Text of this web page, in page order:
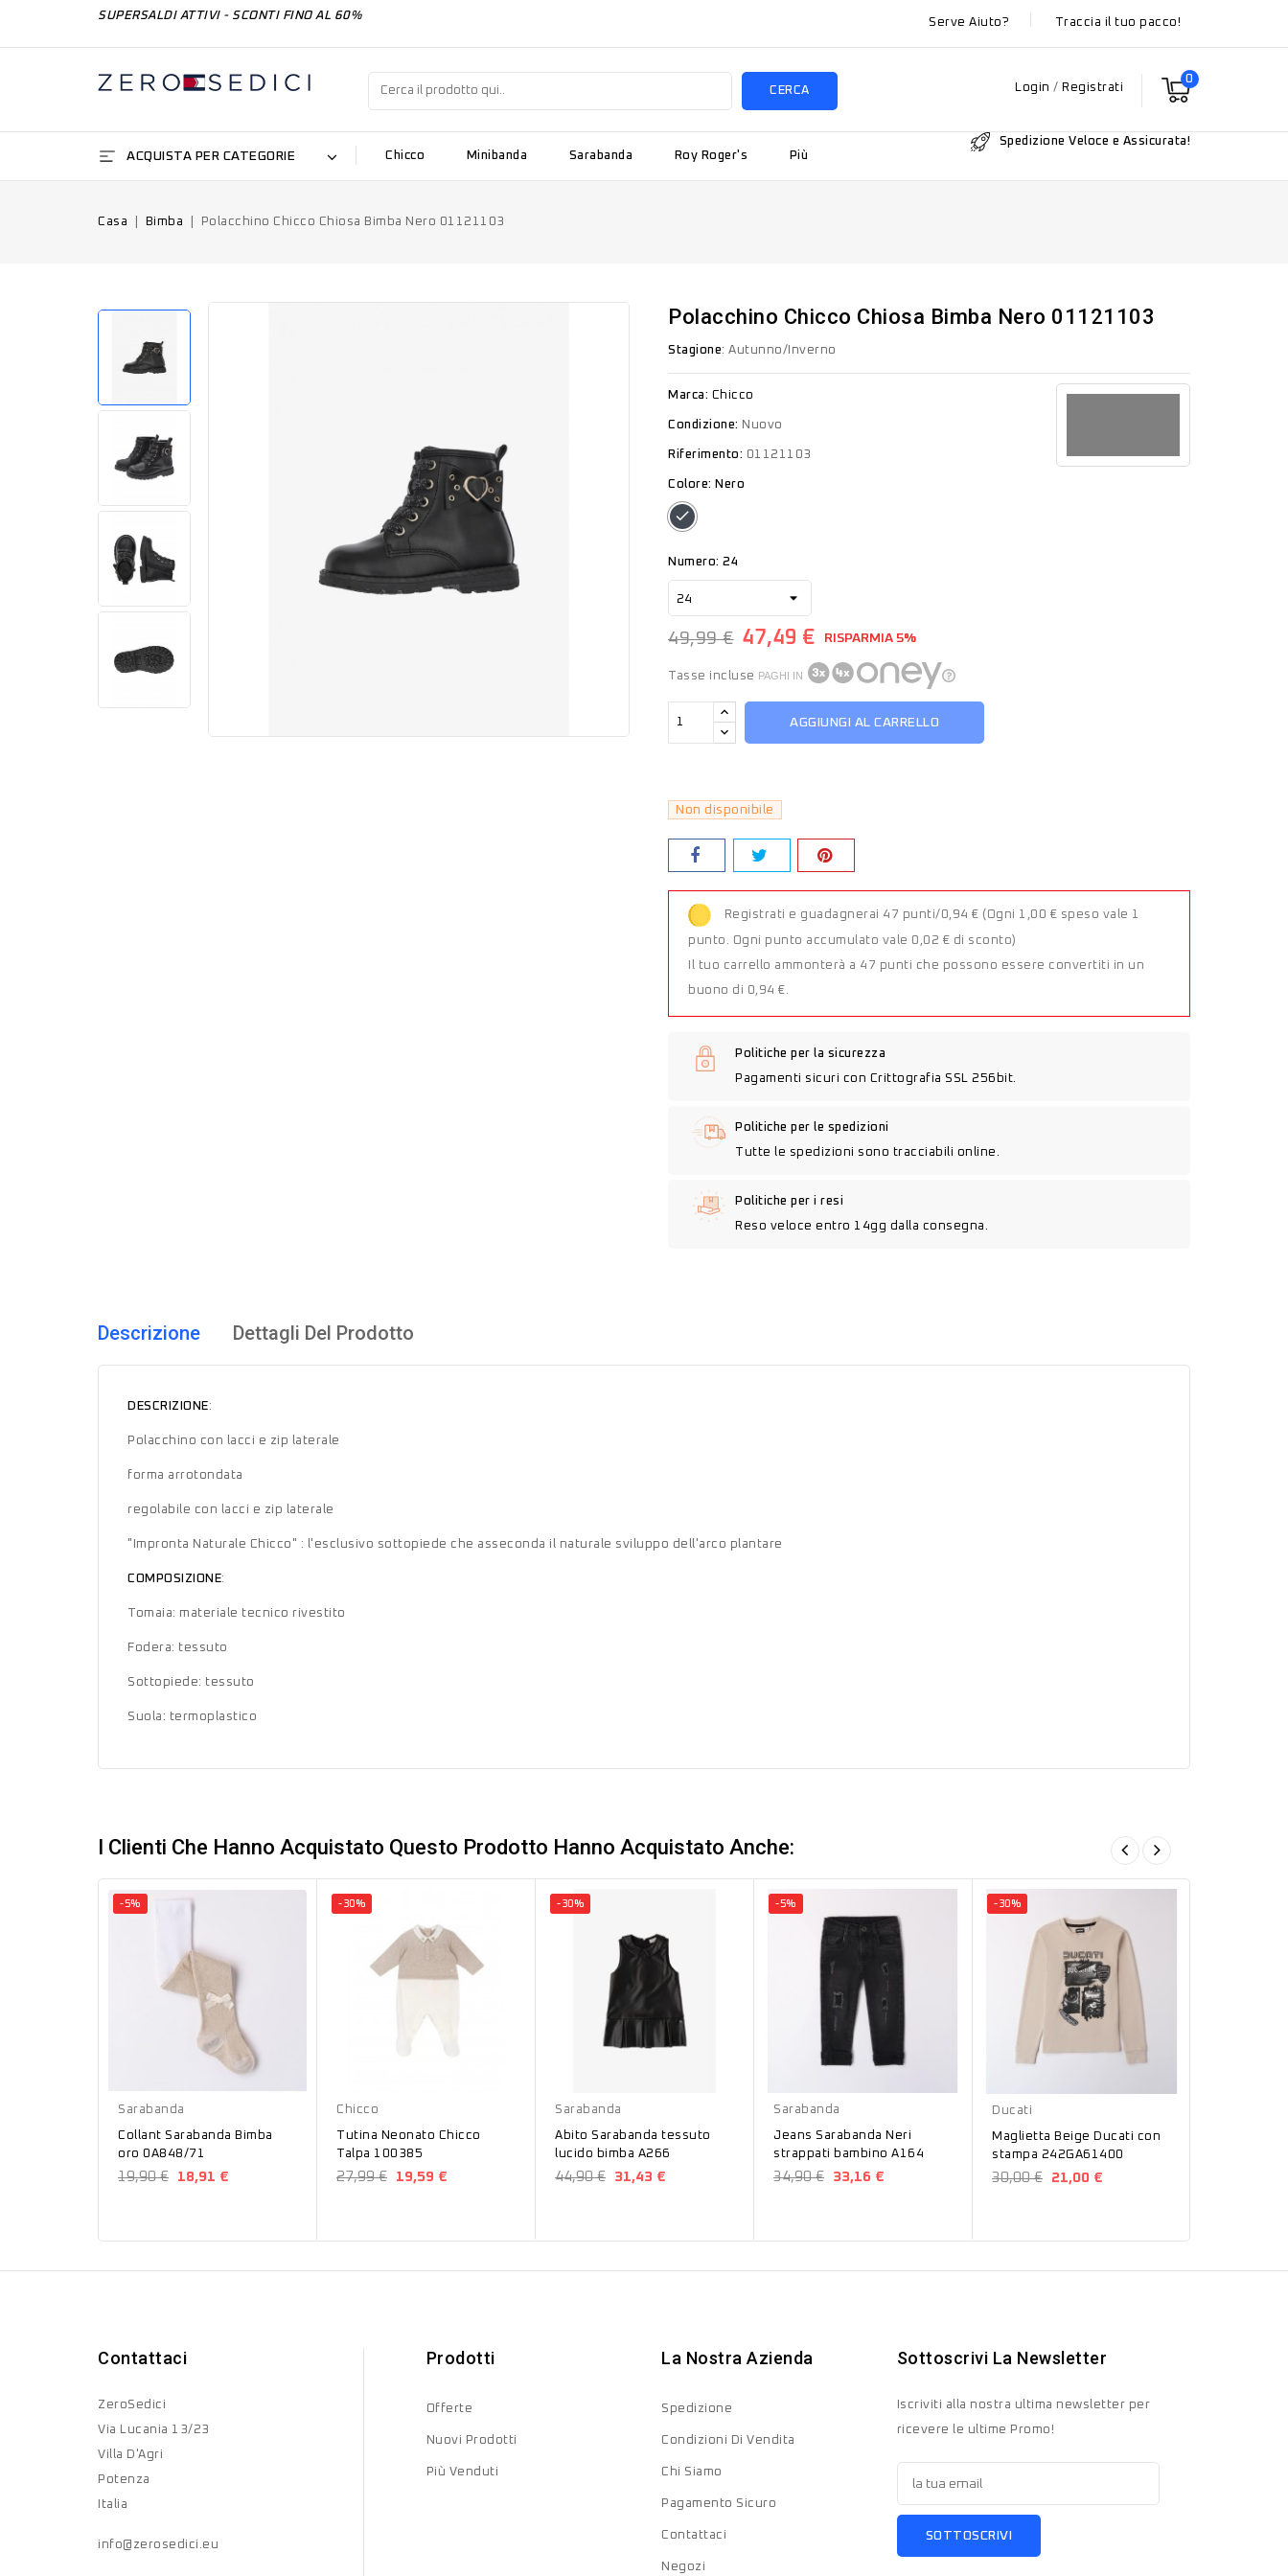
SUPERSALDI ATTIVI - SCONTI FINO AL 60%
Serve Aiuto? Traccia il tuo pacco!
0
Login / Registrati
CERCA
ACQUISTA PER CATEGORIE Chicco Minibanda Sarabanda Roy Roger's Più
Spedizione Veloce e Assicurata!
Casa Bimba Polacchino Chicco Chiosa Bimba Nero 01121103
Polacchino Chicco Chiosa Bimba Nero 01121103
Stagione: Autunno/Inverno
Marca: Chicco
Condizione: Nuovo
Riferimento: 01121103
Colore: Nero
Nero
Numero: 24
49,99 € 47,49 € RISPARMIA 5%
Tasse incluse PAGHI IN
AGGIUNGI AL CARRELLO
Non disponibile
Registrati e guadagnerai 47 punti/0,94 € (Ogni 1,00 € speso vale 1
punto. Ogni punto accumulato vale 0,02 € di sconto)
Il tuo carrello ammonterà a 47 punti che possono essere convertiti in un
buono di 0,94 €.
Politiche per la sicurezza
Pagamenti sicuri con Crittografia SSL 256bit.
Politiche per le spedizioni
Tutte le spedizioni sono tracciabili online.
Politiche per i resi
Reso veloce entro 14gg dalla consegna.
Descrizione Dettagli Del Prodotto
DESCRIZIONE:
Polacchino con lacci e zip laterale
forma arrotondata
regolabile con lacci e zip laterale
"Impronta Naturale Chicco" : l'esclusivo sottopiede che asseconda il naturale sviluppo dell'arco plantare
COMPOSIZIONE:
Tomaia: materiale tecnico rivestito
Fodera: tessuto
Sottopiede: tessuto
Suola: termoplastico
I Clienti Che Hanno Acquistato Questo Prodotto Hanno Acquistato Anche:
-5%
Sarabanda
Collant Sarabanda Bimba
oro 0A848/71
19,90 € 18,91 €
-30%
Chicco
Tutina Neonato Chicco
Talpa 100385
27,99 € 19,59 €
-30%
Sarabanda
Abito Sarabanda tessuto
lucido bimba A266
44,90 € 31,43 €
-5%
Sarabanda
Jeans Sarabanda Neri
strappati bambino A164
34,90 € 33,16 €
-30%
Ducati
Maglietta Beige Ducati con
stampa 242GA61400
30,00 € 21,00 €
Contattaci
ZeroSedici
Via Lucania 13/23
Villa D'Agri
Potenza
Italia
info@zerosedici.eu
Prodotti
Offerte
Nuovi Prodotti
Più Venduti
La Nostra Azienda
Spedizione
Condizioni Di Vendita
Chi Siamo
Pagamento Sicuro
Contattaci
Negozi
Sottoscrivi La Newsletter
Iscriviti alla nostra ultima newsletter per
ricevere le ultime Promo!